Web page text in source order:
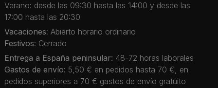
Verano: desde las 09:30 hasta las 14:00 y desde las
17:00 hasta las 20:30
Vacaciones: Abierto horario ordinario
Festivos: Cerrado
Entrega a España peninsular: 48-72 horas laborales
Gastos de envío: 5,50 € en pedidos hasta 70 €, en
pedidos superiores a 70 € gastos de envío gratuito